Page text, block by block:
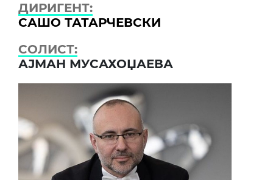
ДИРИГЕНТ:
САШО ТАТАРЧЕВСКИ
СОЛИСТ:
АЈМАН МУСАХОЏАЕВА